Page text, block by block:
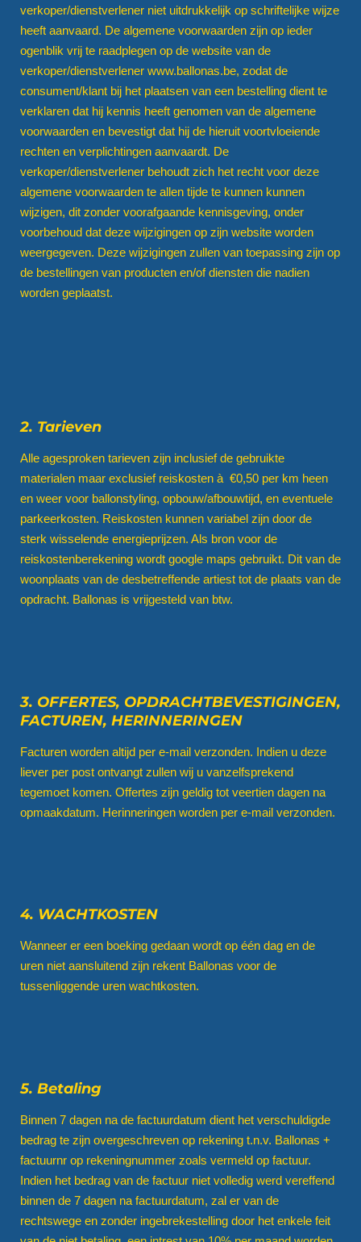
verkoper/dienstverlener niet uitdrukkelijk op schriftelijke wijze
heeft aanvaard. De algemene voorwaarden zijn op ieder
ogenblik vrij te raadplegen op de website van de
verkoper/dienstverlener www.ballonas.be, zodat de
consument/klant bij het plaatsen van een bestelling dient te
verklaren dat hij kennis heeft genomen van de algemene
voorwaarden en bevestigt dat hij de hieruit voortvloeiende
rechten en verplichtingen aanvaardt. De
verkoper/dienstverlener behoudt zich het recht voor deze
algemene voorwaarden te allen tijde te kunnen kunnen
wijzigen, dit zonder voorafgaande kennisgeving, onder
voorbehoud dat deze wijzigingen op zijn website worden
weergegeven. Deze wijzigingen zullen van toepassing zijn op
de bestellingen van producten en/of diensten die nadien
worden geplaatst.
2. Tarieven
Alle agesproken tarieven zijn inclusief de gebruikte
materialen maar exclusief reiskosten à €0,50 per km heen
en weer voor ballonstyling, opbouw/afbouwtijd, en eventuele
parkeerkosten. Reiskosten kunnen variabel zijn door de
sterk wisselende energieprijzen. Als bron voor de
reiskostenberekening wordt google maps gebruikt. Dit van de
woonplaats van de desbetreffende artiest tot de plaats van de
opdracht. Ballonas is vrijgesteld van btw.
3. OFFERTES, OPDRACHTBEVESTIGINGEN,
FACTUREN, HERINNERINGEN
Facturen worden altijd per e-mail verzonden. Indien u deze
liever per post ontvangt zullen wij u vanzelfsprekend
tegemoet komen. Offertes zijn geldig tot veertien dagen na
opmaakdatum. Herinneringen worden per e-mail verzonden.
4. WACHTKOSTEN
Wanneer er een boeking gedaan wordt op één dag en de
uren niet aansluitend zijn rekent Ballonas voor de
tussenliggende uren wachtkosten.
5. Betaling
Binnen 7 dagen na de factuurdatum dient het verschuldigde
bedrag te zijn overgeschreven op rekening t.n.v. Ballonas +
factuurnr op rekeningnummer zoals vermeld op factuur.
Indien het bedrag van de factuur niet volledig werd vereffend
binnen de 7 dagen na factuurdatum, zal er van de
rechtswege en zonder ingebrekestelling door het enkele feit